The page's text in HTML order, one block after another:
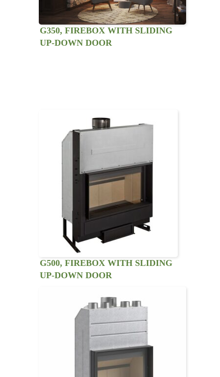
G350, FIREBOX WITH SLIDING
UP-DOWN DOOR
G500, FIREBOX WITH SLIDING
UP-DOWN DOOR